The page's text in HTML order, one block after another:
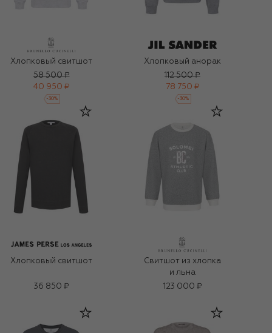
Хлопковый свитшот
58 500 ₽
40 950 ₽
-30%
Хлопковый анорак
112 500 ₽
78 750 ₽
-30%
Хлопковый свитшот
36 850 ₽
Свитшот из хлопка
и льна
123 000 ₽